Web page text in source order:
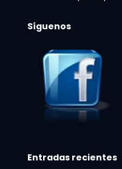
Síguenos
Entradas recientes